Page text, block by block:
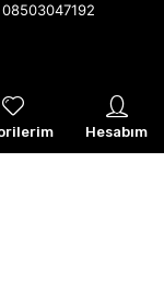
08503047192
| Armor Creative
Hesabım